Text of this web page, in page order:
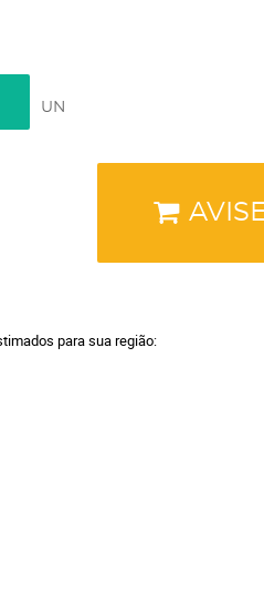
UN
para sua região: